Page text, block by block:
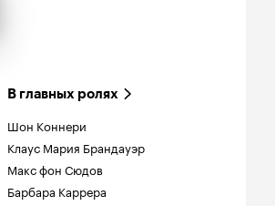
В главных ролях
Шон Коннери
Клаус Мария Брандауэр
Макс фон Сюдов
Барбара Каррера